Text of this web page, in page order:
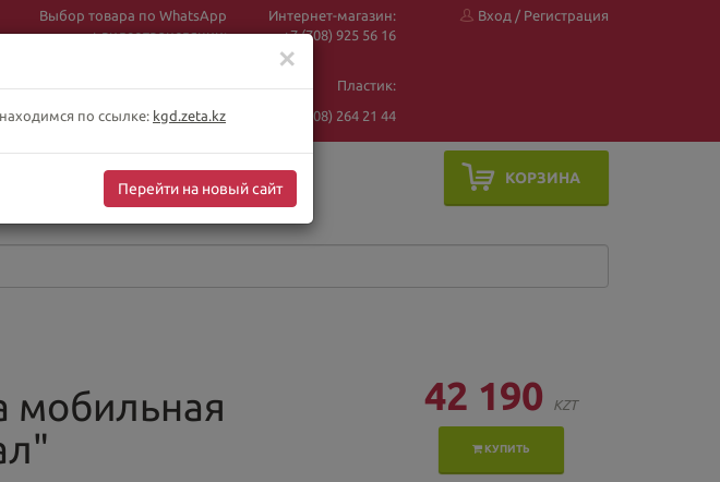
Выбор товара по WhatsApp
+ видеотрансляции:
Интернет-магазин:
+7 (708) 925 56 16
Пластик:
+7 (708) 264 21 44
Вход / Регистрация
КОРЗИНА
42 190 KZT
КУПИТЬ
мобильная
✕
по ссылке: kgd.zeta.kz
Перейти на новый сайт